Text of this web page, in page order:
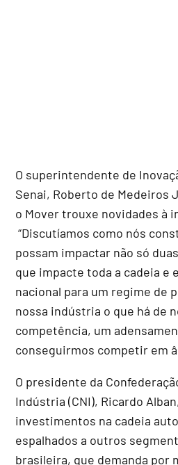
O superintendente de
Senai, Roberto de Medeiros
o Mover trouxe novidades à
“Discutíamos como nós
possam impactar não só
que impacte toda a cadeia e
nacional para um regime de
nossa indústria o que há de
competência, um
conseguirmos competir em
O presidente da
Indústria (CNI), Ricardo
investimentos na cadeia
espalhados a outros
brasileira, que demanda por